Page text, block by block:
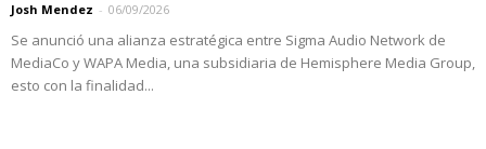
Josh Mendez - 06/09/2026
Se anunció una alianza estratégica entre Sigma Audio Network de
MediaCo y WAPA Media, una subsidiaria de Hemisphere Media Group,
esto con la finalidad...